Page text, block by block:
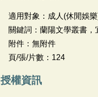
適用對象：成人(休閒娛
關鍵詞：蘭陽文學叢書，
附件：無附件
頁/張/片數：124
授權資訊